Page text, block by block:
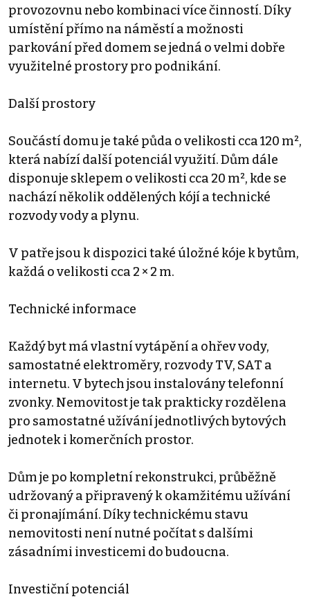
provozovnu nebo kombinaci více činností. Díky
umístění přímo na náměstí a možnosti
parkování před domem se jedná o velmi dobře
využitelné prostory pro podnikání.
Další prostory
Součástí domu je také půda o velikosti cca 120 m²,
která nabízí další potenciál využití. Dům dále
disponuje sklepem o velikosti cca 20 m², kde se
nachází několik oddělených kójí a technické
rozvody vody a plynu.
V patře jsou k dispozici také úložné kóje k bytům,
každá o velikosti cca 2 × 2 m.
Technické informace
Každý byt má vlastní vytápění a ohřev vody,
samostatné elektroměry, rozvody TV, SAT a
internetu. V bytech jsou instalovány telefonní
zvonky. Nemovitost je tak prakticky rozdělena
pro samostatné užívání jednotlivých bytových
jednotek i komerčních prostor.
Dům je po kompletní rekonstrukci, průběžně
udržovaný a připravený k okamžitému užívání
či pronajímání. Díky technickému stavu
nemovitosti není nutné počítat s dalšími
zásadními investicemi do budoucna.
Investiční potenciál